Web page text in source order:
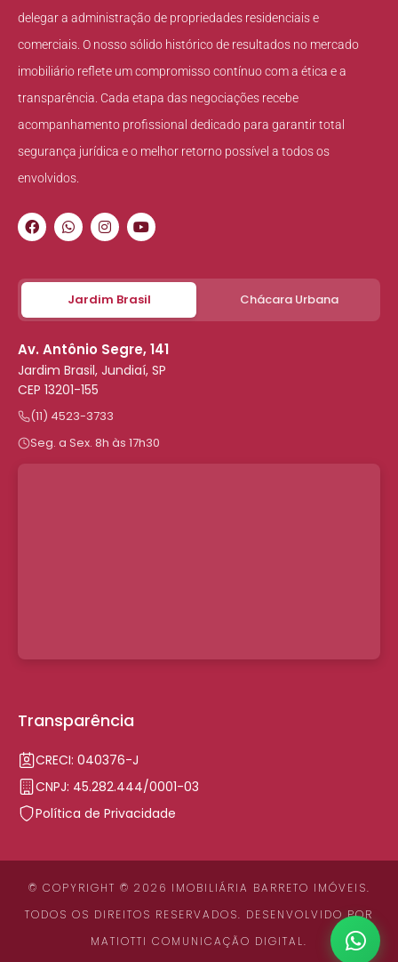
delegar a administração de propriedades residenciais e
comerciais. O nosso sólido histórico de resultados no mercado
imobiliário reflete um compromisso contínuo com a ética e a
transparência. Cada etapa das negociações recebe
acompanhamento profissional dedicado para garantir total
segurança jurídica e o melhor retorno possível a todos os
envolvidos.
Jardim Brasil Chácara Urbana
Av. Antônio Segre, 141
Jardim Brasil, Jundiaí, SP
CEP 13201-155
(11) 4523-3733
Seg. a Sex. 8h às 17h30
Transparência
CRECI: 040376-J
CNPJ: 45.282.444/0001-03
Política de Privacidade
© COPYRIGHT © 2026 IMOBILIÁRIA BARRETO IMÓVEIS.
TODOS OS DIREITOS RESERVADOS. DESENVOLVIDO POR
MATIOTTI COMUNICAÇÃO DIGITAL.